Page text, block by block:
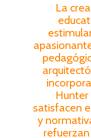
La
satisfacen
y